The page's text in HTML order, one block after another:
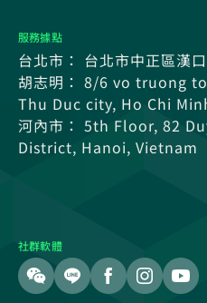
服務據點
台北市： 台北市中正區漢
胡志明： 8/6 vo truong
Thu Duc city, Ho Chi
河內市： 5th Floor, 82
District, Hanoi, Vietnam
社群軟體